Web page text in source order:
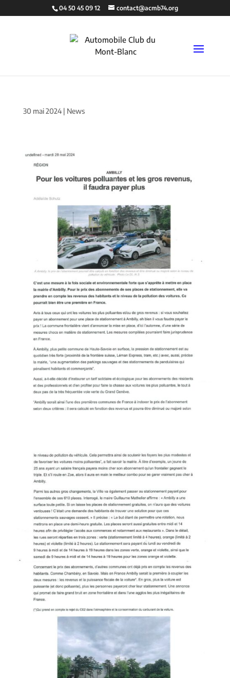
04 50 45 09 12 contact@acmb74.org
30 mai 2024| News